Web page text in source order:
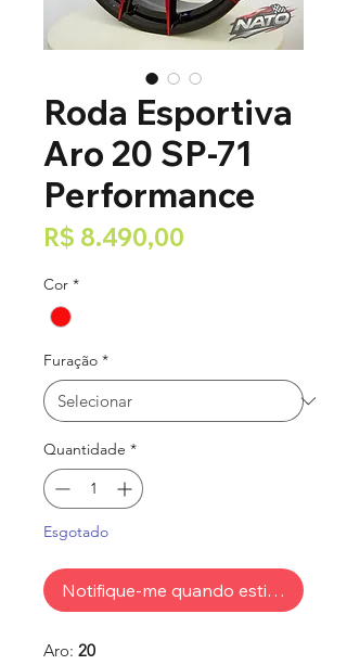
Roda Esportiva
Aro 20 SP-71
Performance
R$ 8.490,00
Cor *
Furação *
Quantidade *
Esgotado
Notifique-me quando estiver
Aro: 20